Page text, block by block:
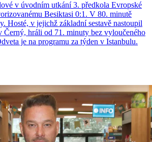
v úvodním utkání 3. předkola Evropské
Besiktasi 0:1. V 80. minutě
Hosté, v jejichž základní sestavě nastoupil
hráli od 71. minuty bez vyloučeného
je na programu za týden v Istanbulu.